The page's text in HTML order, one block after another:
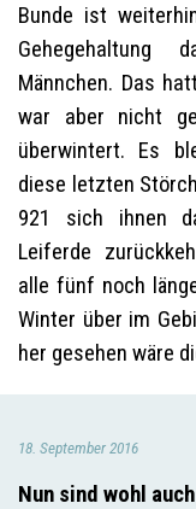
Bunde ist
Gehegehaltung
Männchen. Das
war aber nicht
überwintert. Es
diese letzten
921
sich ihnen
Leiferde
alle fünf noch
Winter über im
her gesehen wäre
18. September 2016
Nun sind wohl